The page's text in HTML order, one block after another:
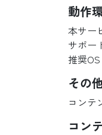
動作
本サー
サポー
推奨
その
コンテ
コン